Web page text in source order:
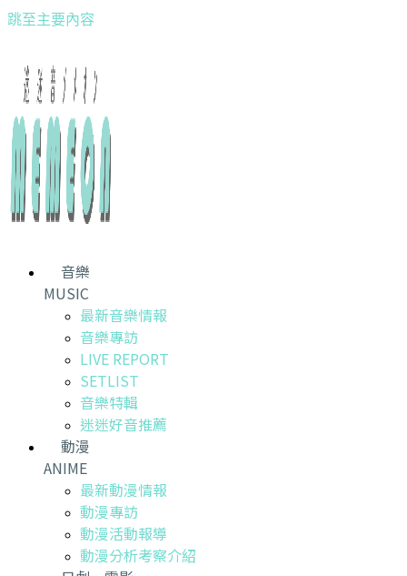
跳至主要內容
音樂
MUSIC
最新音樂情報
音樂專訪
LIVE REPORT
SETLIST
音樂特輯
迷迷好音推薦
動漫
ANIME
最新動漫情報
動漫專訪
動漫活動報導
動漫分析考察介紹